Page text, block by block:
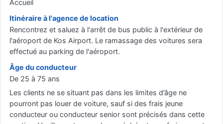
Accueil
Itinéraire à l'agence de location
Rencontrez et saluez à l'arrêt de bus public à l'extérieur de
l'aéroport de Kos Airport. Le ramassage des voitures sera
effectué au parking de l'aéroport.
Âge du conducteur
De 25 à 75 ans
Les clients ne se situant pas dans les limites d’âge ne
pourront pas louer de voiture, sauf si des frais jeune
conducteur ou conducteur senior sont précisés dans cette